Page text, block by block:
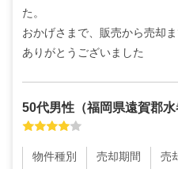
た。
おかげさまで、販売から売却
ありがとうございました
50代男性 （福岡県遠賀郡
物件種別
売却期間
売